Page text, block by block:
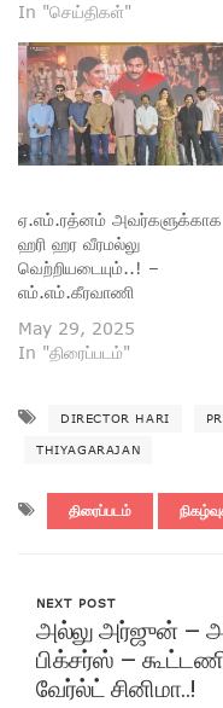
In "செய்திகள்"
ஏ.எம்.ரத்னம் அவர்களுக்காக
ஹரி ஹர வீரமல்லு
வெற்றியடையும்..! –
எம்.எம்.கீரவாணி
May 29, 2025
In "திரைப்படம்"
DIRECTOR HARI
THIYAGARAJAN
திரைப்படம்
NEXT POST
அல்லு அர்ஜுன் –
பிக்சர்ஸ் –
வேர்ல்ட் சினிமா..!